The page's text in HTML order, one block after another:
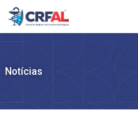
Ir
para
Notícias